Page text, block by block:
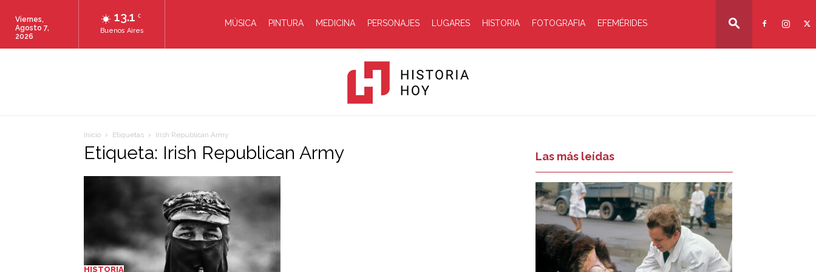
13.1 C
Buenos Aires
Viernes,
Agosto 7,
2026
MÚSICA PINTURA MEDICINA PERSONAJES LUGARES HISTORIA FOTOGRAFIA EFEMÉRIDES
Inicio Etiquetas Irish Republican Army
Etiqueta: Irish Republican Army
HISTORIA
Las más leídas